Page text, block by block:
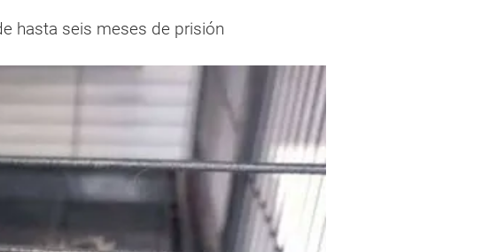
hasta seis meses de prisión